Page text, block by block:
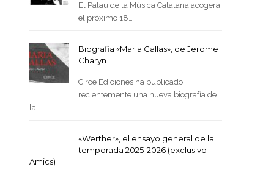
El Palau de la Música Catalana acogerá
el próximo 18…
Biografia «Maria Callas», de Jerome
Charyn
Circe Ediciones ha publicado
recientemente una nueva biografía de
la…
«Werther», el ensayo general de la
temporada 2025-2026 (exclusivo
Amics)